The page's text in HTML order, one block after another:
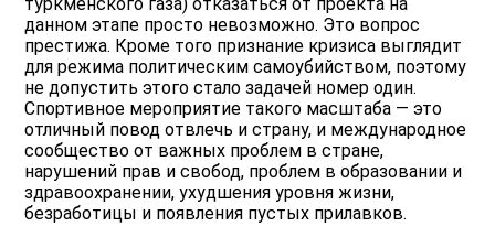
туркменского газа) отказаться от проекта на
данном этапе просто невозможно. Это вопрос
престижа. Кроме того признание кризиса выглядит
для режима политическим самоубийством, поэтому
не допустить этого стало задачей номер один.
Спортивное мероприятие такого масштаба — это
отличный повод отвлечь и страну, и международное
сообщество от важных проблем в стране,
нарушений прав и свобод, проблем в образовании и
здравоохранении, ухудшения уровня жизни,
безработицы и появления пустых прилавков.